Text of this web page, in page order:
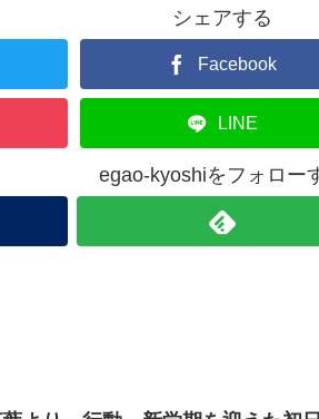
シェアする
Facebook
LINE
egao-kyoshiをフォロー